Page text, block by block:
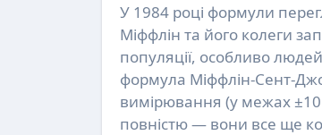
У 1984 році формули
Міффлін та його колеги
популяції, особливо
формула Міффлін-Сент-
вимірювання (у межах ±10
повністю — вони все ще